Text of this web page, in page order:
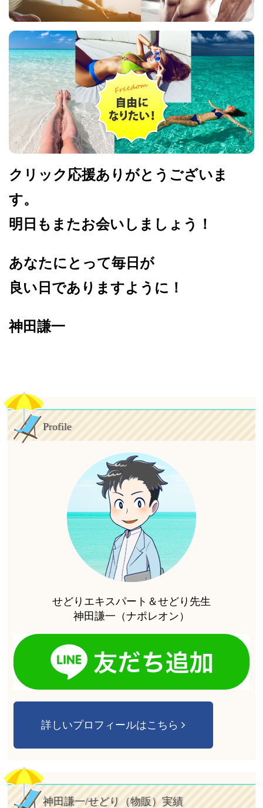
クリック応援ありがとうございま
す。
明日もまたお会いしましょう！
あなたにとって毎日が
良い日でありますように！
神田謙一
Profile
せどりエキスパート＆せどり先生
神田謙一（ナポレオン）
詳しいプロフィールはこちら
神田謙一/せどり（物販）実績